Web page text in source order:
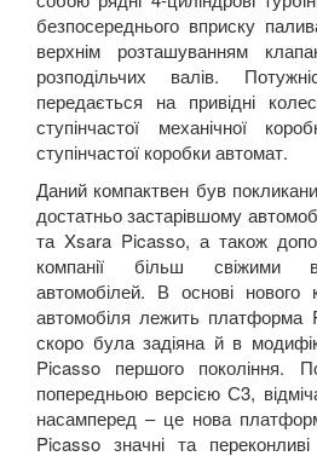
безпосереднього вприску
верхнім розташуванням
розподільчих валів.
передається на привідні
ступінчастої механічної
ступінчастої коробки автомат.
Даний компактвен був
достатньо застарівшому
та Xsara Picasso, а також
компанії більш свіжими
автомобілей. В основі нового
автомобіля лежить платформа
скоро була задіяна й в
Picasso першого покоління.
попередньою версією С3,
насамперед – це нова
Picasso значні та